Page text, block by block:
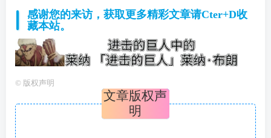
感谢您的来访，获取更多精彩文章请Cter+D收
藏本站。
© 版权声明
文章版权声
明